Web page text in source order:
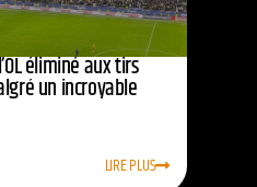
éliminé aux tirs
un incroyable
LIRE PLUS